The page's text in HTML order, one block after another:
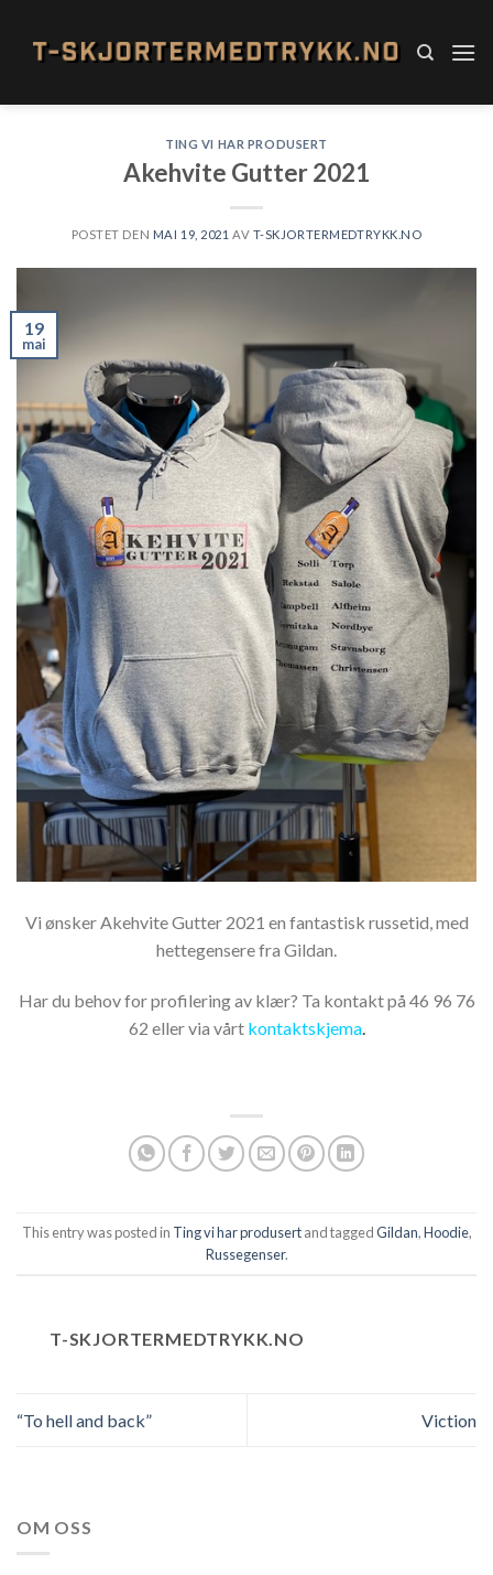
content
TING VI HAR PRODUSERT
Akehvite Gutter 2021
POSTET DEN MAI 19, 2021 AV T-SKJORTERMEDTRYKK.NO
19
mai
Vi ønsker Akehvite Gutter 2021 en fantastisk russetid, med
hettegensere fra Gildan.
Har du behov for profilering av klær? Ta kontakt på 46 96 76
62 eller via vårt kontaktskjema.
This entry was posted in Ting vi har produsertand taggedGildan,Hoodie,
Russegenser.
T-SKJORTERMEDTRYKK.NO
“To hell and back” Viction
OM OSS